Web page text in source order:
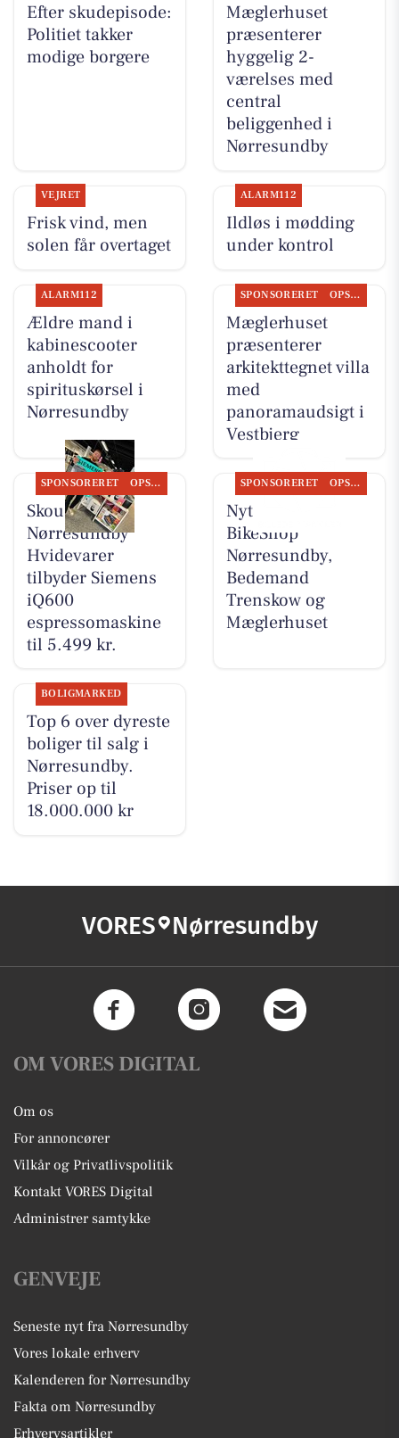
Efter skudepisode:
Politiet takker
modige borgere
Mæglerhuset
præsenterer
hyggelig 2-
værelses med
central
beliggenhed i
Nørresundby
VEJRET
Frisk vind, men
solen får overtaget
ALARM112
Ildløs i mødding
under kontrol
ALARM112
Ældre mand i
kabinescooter
anholdt for
spirituskørsel i
Nørresundby
SPONSORERET OPSLAGSTAVLEN
Mæglerhuset
præsenterer
arkitekttegnet villa
med
panoramaudsigt i
Vestbjerg
SPONSORERET OPSLAGSTAVLEN
Skousen
Nørresundby
Hvidevarer
tilbyder Siemens
iQ600
espressomaskine
til 5.499 kr.
SPONSORERET OPSLAGSTAVLEN
Nyt fra Fri
BikeShop
Nørresundby,
Bedemand
Trenskow og
Mæglerhuset
BOLIGMARKED
Top 6 over dyreste
boliger til salg i
Nørresundby.
Priser op til
18.000.000 kr
VORES Nørresundby
OM VORES DIGITAL
Om os
For annoncører
Vilkår og Privatlivspolitik
Kontakt VORES Digital
Administrer samtykke
GENVEJE
Seneste nyt fra Nørresundby
Vores lokale erhverv
Kalenderen for Nørresundby
Fakta om Nørresundby
Erhvervsartikler